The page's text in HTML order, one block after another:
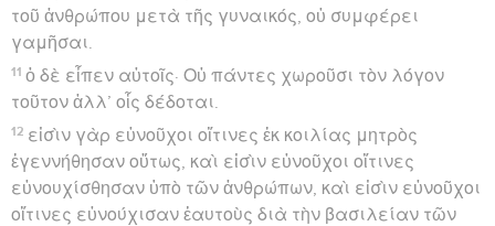
τοῦ ἀνθρώπου μετὰ τῆς γυναικός, οὐ συμφέρει
γαμῆσαι.
11 ὁ δὲ εἶπεν αὐτοῖς· Οὐ πάντες χωροῦσι τὸν λόγον
τοῦτον ἀλλ’ οἷς δέδοται.
12 εἰσὶν γὰρ εὐνοῦχοι οἵτινες ἐκ κοιλίας μητρὸς
ἐγεννήθησαν οὕτως, καὶ εἰσὶν εὐνοῦχοι οἵτινες
εὐνουχίσθησαν ὑπὸ τῶν ἀνθρώπων, καὶ εἰσὶν εὐνοῦχοι
οἵτινες εὐνούχισαν ἑαυτοὺς διὰ τὴν βασιλείαν τῶν